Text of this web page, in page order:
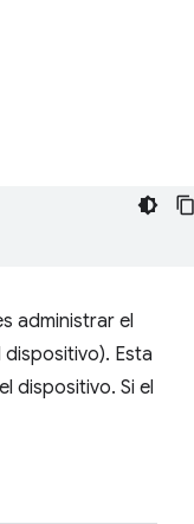
administrar el
Esta
dispositivo. Si el